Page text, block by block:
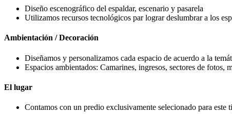
Diseño escenográfico del espaldar, escenario y pasarela
Utilizamos recursos tecnológicos par lograr deslumbrar a los
Ambientación / Decoración
Diseñamos y personalizamos cada espacio de acuerdo a la
Espacios ambientados: Camarines, ingresos, sectores de fotos,
El lugar
Contamos con un predio exclusivamente selecionado para